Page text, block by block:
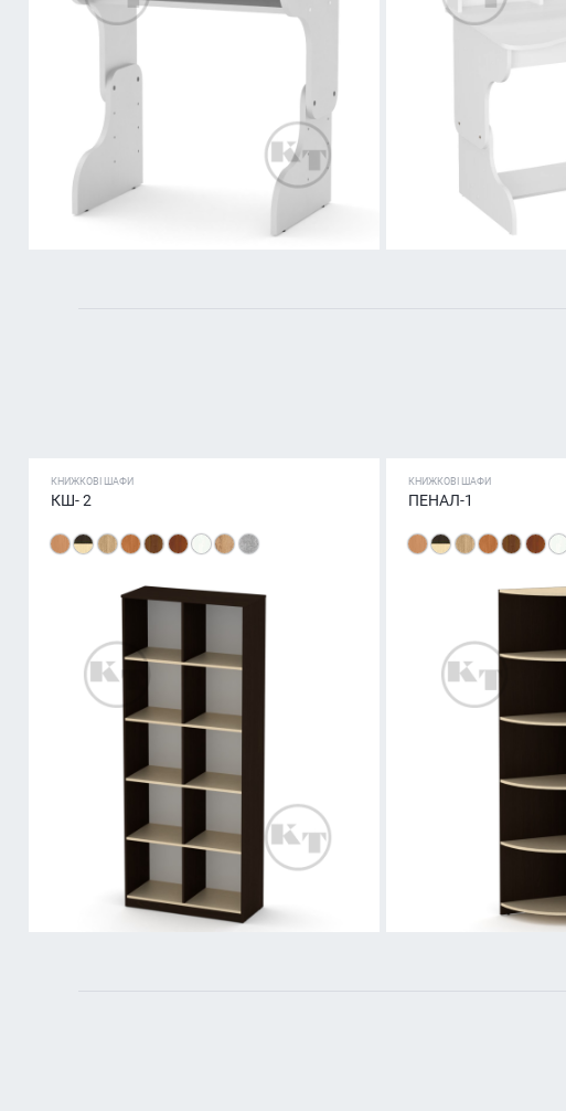
КНИЖКОВІ ШАФИ
КШ- 2
КНИЖКОВІ ШАФИ
ПЕНАЛ-1